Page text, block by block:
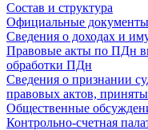
Состав и структура
Официальные документы
Сведения о доходах и
Правовые акты по ПДн
обработки ПДн
Сведения о признании
правовых актов,
Общественные
Контрольно-счетная